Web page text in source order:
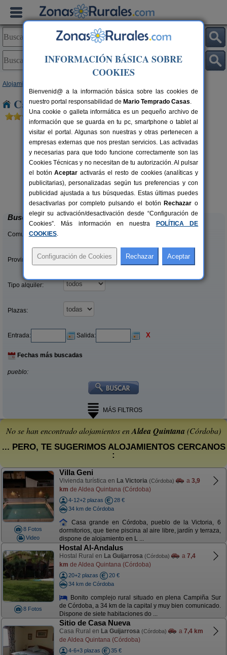
Alojamientos
Casas Rurales cerca de Aldea Quintana
10-12 pers.
desde27 €
Casa Rural La Cruz de San Pedro
Añora (Córdoba)
Buscar
Comunidades:
Provincias/Islas:
Tipo alquiler:
Plazas:
Entrada: Salida: X
Fechas más buscadas
pueblo:
MÁS FILTROS
No se han encontrado alojamientos enAldea Quintana (Córdoba)
... PERO, TE SUGERIMOS ALOJAMIENTOS CERCANOS
:
8 Fotos
Video
Villa Geni
Vivienda turística en La Victoria (Córdoba) a 3,9
km de Aldea Quintana (Córdoba)
4-12+2 plazas
28 €
34 km de Córdoba
Casa grande en Córdoba, pueblo de la Victoria, 6
dormitorios, que tiene piscina al aire libre, jardín y terraza,
dispone de alojamiento en L ...
8 Fotos
Hostal Al-Andalus
Hostal Rural en La Guijarrosa (Córdoba) a 7,4
km de Aldea Quintana (Córdoba)
20+2 plazas
20 €
34 km de Córdoba
Bonito complejo rural situado en plena Campiña Sur
de Córdoba, a 34 km de la capital y muy bien comunicado.
Dispone de siete habitaciones do ...
Sitio de Casa Nueva
Casa Rural en La Guijarrosa (Córdoba) a 7,4 km
de Aldea Quintana (Córdoba)
4-6+3 plazas
35 €
INFORMACIÓN BÁSICA SOBRE
COOKIES
Bienvenid@ a la información básica sobre las cookies de
nuestro portal responsabilidad de Mario Temprado Casas.
Una cookie o galleta informática es un pequeño archivo de
información que se guarda en tu pc, smartphone o tablet al
visitar el portal. Algunas son nuestras y otras pertenecen a
empresas externas que nos prestan servicios. Las activadas
y necesarias para que todo funcione correctamente son las
Cookies Técnicas y no necesitan de tu autorización. Al pulsar
el botónAceptar activarás el resto de cookies (analíticas y
publicitarias), personalizadas según tus preferencias y con
publicidad ajustada a tus búsquedas. Estas últimas puedes
desactivarlas por completo pulsando el botón Rechazar o
elegir su activación/desactivación desde “Configuración de
Cookies”. Más información en nuestra
POLÍTICA DE
COOKIES.